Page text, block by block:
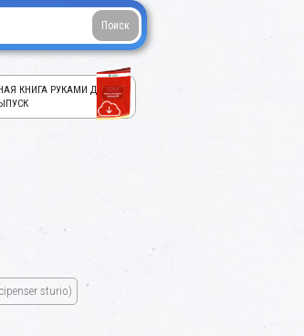
КНИГА РУКАМИ ДЕТЕЙ!
sturio)